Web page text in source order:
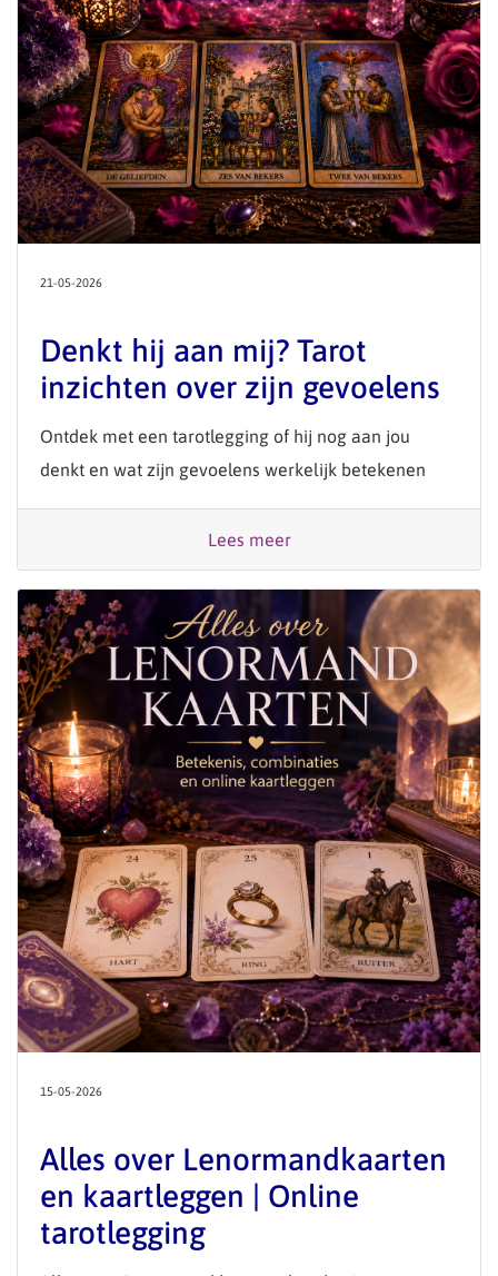
21-05-2026
Denkt hij aan mij? Tarot
inzichten over zijn gevoelens
Ontdek met een tarotlegging of hij nog aan jou
denkt en wat zijn gevoelens werkelijk betekenen
Lees meer
15-05-2026
Alles over Lenormandkaarten
en kaartleggen | Online
tarotlegging